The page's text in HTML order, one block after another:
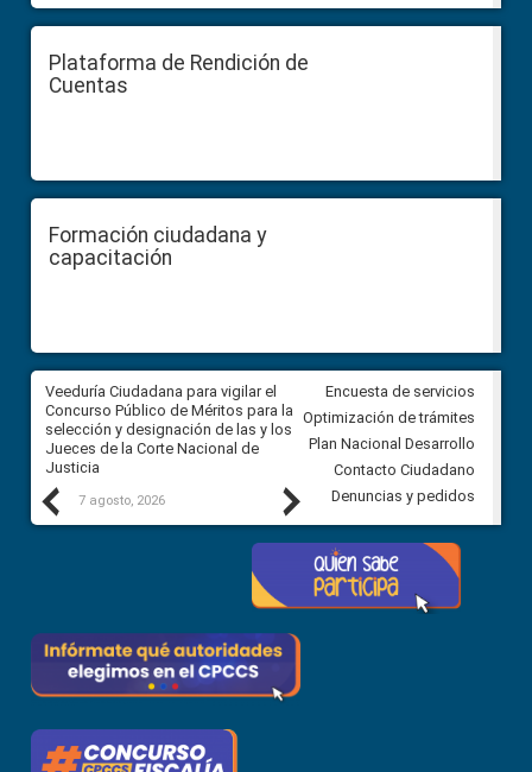
Plataforma de Rendición de
Cuentas
Formación ciudadana y
capacitación
Previous
Veeduría Ciudadana para vigilar el
Concurso Público de Méritos para la
selección y designación de las y los
Jueces de la Corte Nacional de
Justicia
7 agosto, 2026
Veeduría para realizar el
seguimiento de la gestión
Autónomo Descentralizado
parroquial rural de Calacalí
6 agosto, 2026
Next
Encuesta de servicios
Optimización de trámites
Plan Nacional Desarrollo
Contacto Ciudadano
Denuncias y pedidos